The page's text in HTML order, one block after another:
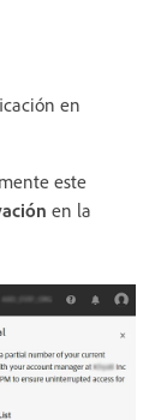
en
este
en la